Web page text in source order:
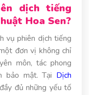
dịch tiếng
Hoa Sen?
vụ phiên dịch tiếng
đơn vị không chỉ
môn, tác phong
bảo mật. Tại Dịch
đủ những yếu tố